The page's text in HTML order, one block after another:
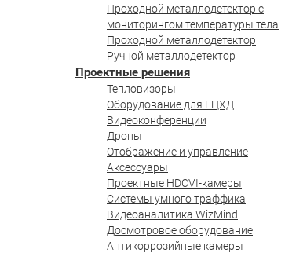
Проходной металлодетектор с
мониторингом температуры тела
Проходной металлодетектор
Ручной металлодетектор
Проектные решения
Тепловизоры
Оборудование для ЕЦХД
Видеоконференции
Дроны
Отображение и управление
Аксессуары
Проектные HDCVI-камеры
Системы умного траффика
Видеоаналитика WizMind
Досмотровое оборудование
Антикоррозийные камеры